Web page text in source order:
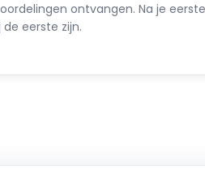
ontvangen. Na je
de eerste zijn.